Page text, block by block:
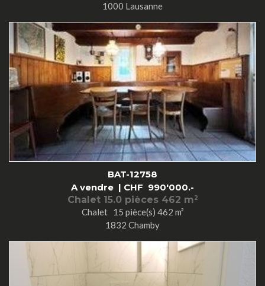
1000 Lausanne
BAT-12758
A vendre | CHF 990'000.-
Chalet 15.0 pièces 462 m2
Chalet 15 pièce(s) 462 m²
1832 Chamby